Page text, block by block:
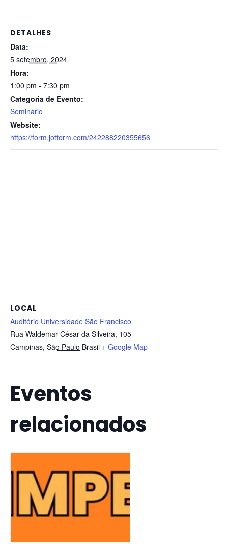
DETALHES
Data:
5 setembro, 2024
Hora:
1:00 pm - 7:30 pm
Categoria de Evento:
Seminário
Website:
https://form.jotform.com/242288220355656
LOCAL
Auditório Universidade São Francisco
Rua Waldemar César da Silveira, 105
Campinas, São Paulo Brasil + Google Map
Eventos
relacionados